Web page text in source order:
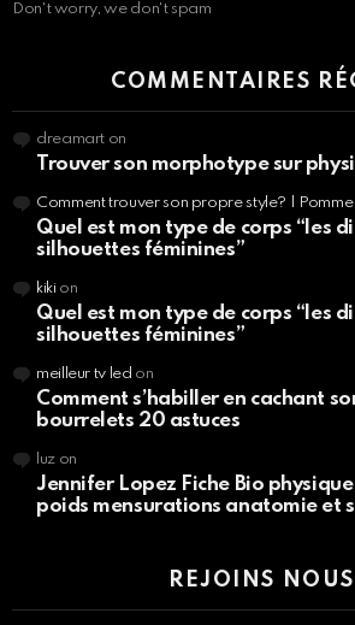
Don't worry, we don't spam
COMMENTAIRES
dreamart on
Trouver son morphotype sur
Comment trouver son propre style? |
Quel est mon type de corps “les
silhouettes féminines”
kikion
Quel est mon type de corps “les
silhouettes féminines”
meilleur tv led on
Comment s’habiller en cachant
bourrelets 20 astuces
luzon
Jennifer Lopez Fiche Bio
poids mensurations anatomie et
REJOINS